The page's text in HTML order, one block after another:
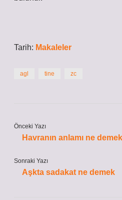
Tarih: Makaleler
agl tine zc
Önceki Yazı
Havranın anlamı ne demek
Sonraki Yazı
Aşkta sadakat ne demek